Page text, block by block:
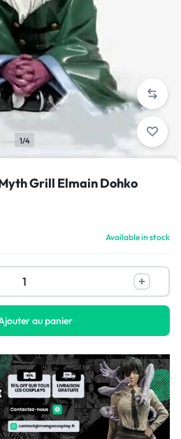
1/4
Grill Elmain Dohko
Available in stock
au panier